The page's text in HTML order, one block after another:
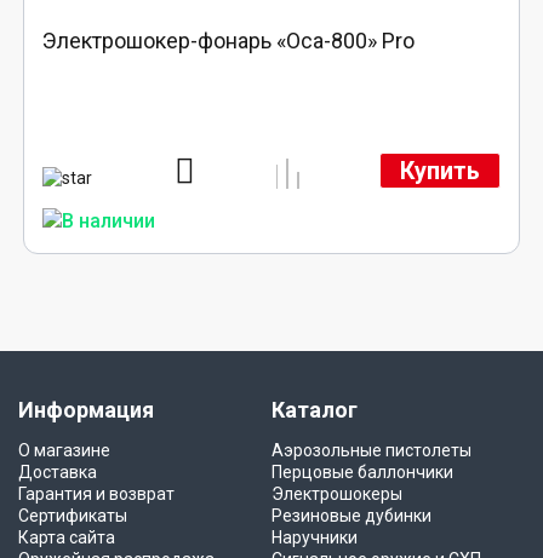
Электрошокер-фонарь «Оса-800» Pro
Купить
Информация
О магазине
Доставка
Гарантия и возврат
Сертификаты
Карта сайта
Каталог
Аэрозольные пистолеты
Перцовые баллончики
Электрошокеры
Резиновые дубинки
Наручники